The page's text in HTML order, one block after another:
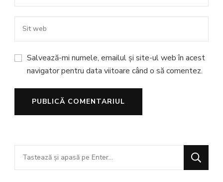
Salvează-mi numele, emailul și site-ul web în acest
navigator pentru data viitoare când o să comentez.
Cauți
ceva?